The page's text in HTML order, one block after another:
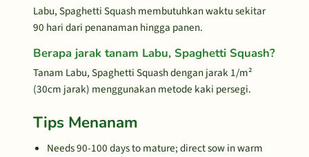
Labu, Spaghetti Squash membutuhkan waktu sekitar
90 hari dari penanaman hingga panen.
Berapa jarak tanam Labu, Spaghetti Squash?
Tanam Labu, Spaghetti Squash dengan jarak 1/m²
(30cm jarak) menggunakan metode kaki persegi.
Tips Menanam
Needs 90-100 days to mature; direct sow in warm